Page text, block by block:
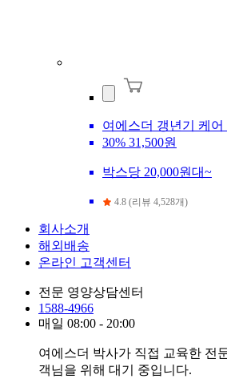
여에스더 갱년기 케어
30% 31,500원
박스당 20,000원대~
4.8 (리뷰 4,528개)
회사소개
해외배송
온라인 고객센터
전문 영양상담센터
1588-4966
매일 08:00 - 20:00
여에스더 박사가 직접 교육한 전
객님을 위해 대기 중입니다.